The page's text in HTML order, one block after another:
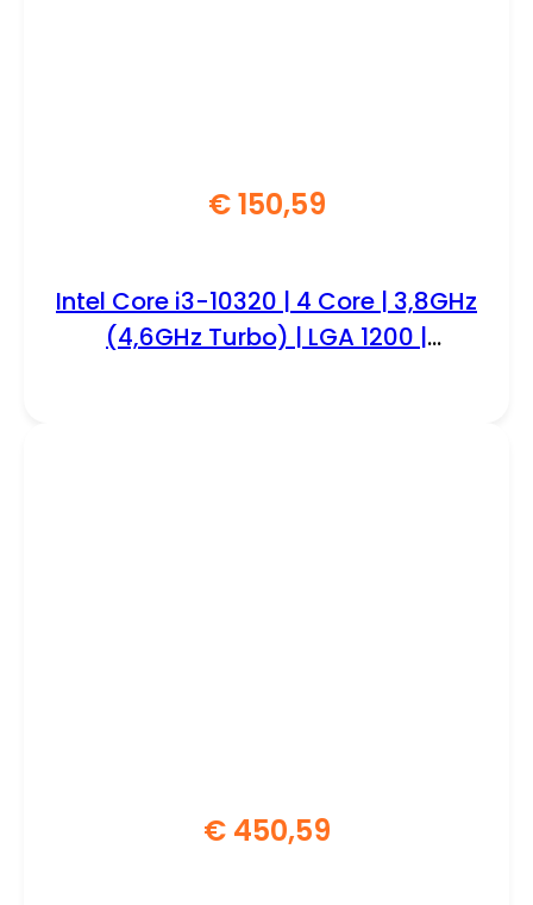
€150,59
Intel Core i3-10320 | 4 Core | 3,8GHz
(4,6GHz Turbo) | LGA 1200 |
€450,59